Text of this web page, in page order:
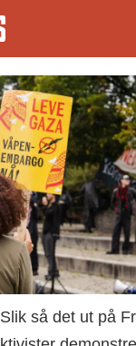
Slik så det ut på